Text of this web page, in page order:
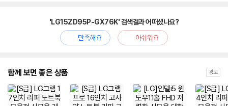
'LG15ZD95P-GX76K' 검색결과 어떠셨나요?
만족해요
아쉬워요
함께 보면 좋은 상품 광고